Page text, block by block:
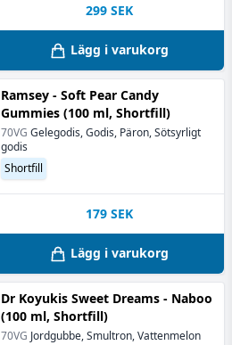
299 SEK
Lägg i varukorg
Ramsey - Soft Pear Candy
Gummies (100 ml, Shortfill)
70VG Gelegodis, Godis, Päron, Sötsyrligt
godis
Shortfill
179 SEK
Lägg i varukorg
Dr Koyukis Sweet Dreams - Naboo
(100 ml, Shortfill)
70VG Jordgubbe, Smultron, Vattenmelon